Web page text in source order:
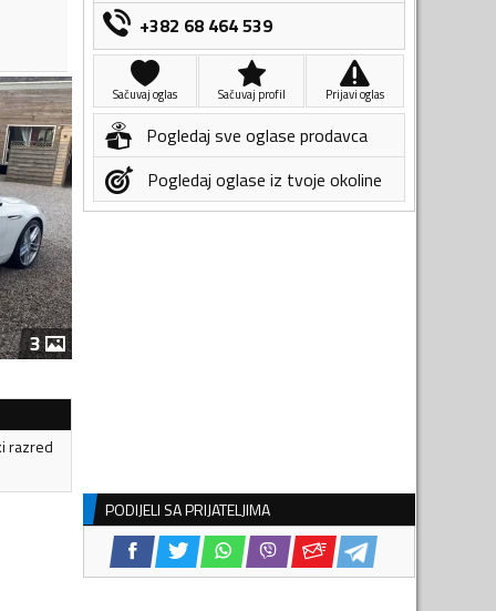
3
razred
+382 68 464 539
Sačuvaj oglas Sačuvaj profil Prijavi oglas
Pogledaj sve oglase prodavca
Pogledaj oglase iz tvoje okoline
PODIJELI SA PRIJATELJIMA